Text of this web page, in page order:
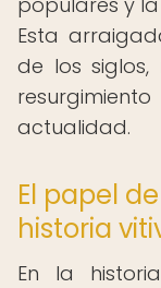
Esta
de los
actualidad.
El papel
historia
En la